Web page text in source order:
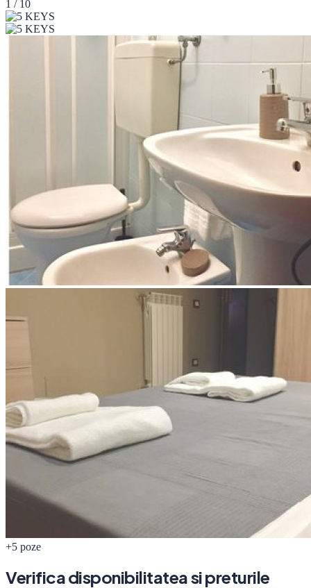
1 / 10
+5 poze
Verifica disponibilitatea si preturile